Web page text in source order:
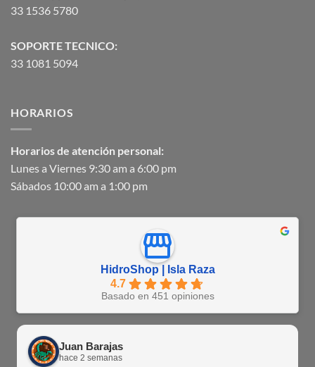
33 1536 5780
SOPORTE TECNICO:
33 1081 5094
HORARIOS
Horarios de atención personal:
Lunes a Viernes 9:30 am a 6:00 pm
Sábados 10:00 am a 1:00 pm
HidroShop | Isla Raza
4.7
Basado en 451 opiniones
Juan Barajas
hace 2 semanas